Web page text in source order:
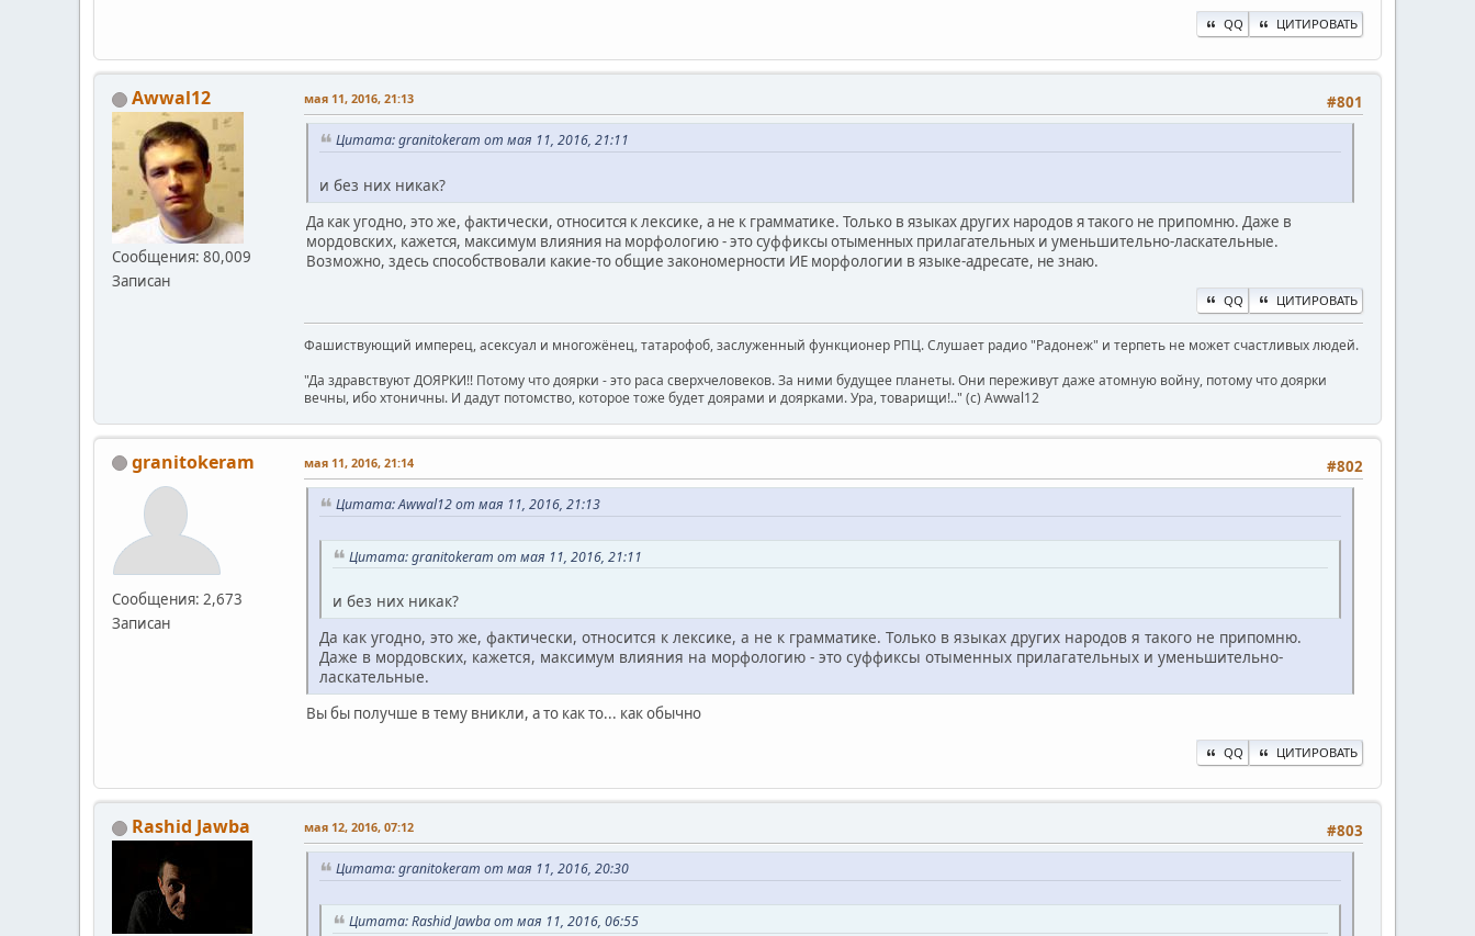
QQ ЦИТИРОВАТЬ
Awwal12
Сообщения: 80,009
Записан
#801
мая 11, 2016, 21:13
Цитата: granitokeram от мая 11, 2016, 21:11
и без них никак?
Да как угодно, это же, фактически, относится к лексике, а не к грамматике. Только в языках других народов я такого не припомню. Даже в
мордовских, кажется, максимум влияния на морфологию - это суффиксы отыменных прилагательных и уменьшительно-ласкательные.
Возможно, здесь способствовали какие-то общие закономерности ИЕ морфологии в языке-адресате, не знаю.
QQ ЦИТИРОВАТЬ
Фашиствующий имперец, асексуал и многожёнец, татарофоб, заслуженный функционер РПЦ. Слушает радио "Радонеж" и терпеть не может счастливых людей.
"Да здравствуют ДОЯРКИ!! Потому что доярки - это раса сверхчеловеков. За ними будущее планеты. Они переживут даже атомную войну, потому что доярки
вечны, ибо хтоничны. И дадут потомство, которое тоже будет доярами и доярками. Ура, товарищи!.." (c) Awwal12
granitokeram
Сообщения: 2,673
Записан
#802
мая 11, 2016, 21:14
Цитата: Awwal12 от мая 11, 2016, 21:13
Цитата: granitokeram от мая 11, 2016, 21:11
и без них никак?
Да как угодно, это же, фактически, относится к лексике, а не к грамматике. Только в языках других народов я такого не припомню.
Даже в мордовских, кажется, максимум влияния на морфологию - это суффиксы отыменных прилагательных и уменьшительно-
ласкательные.
Вы бы получше в тему вникли, а то как то... как обычно
QQ ЦИТИРОВАТЬ
Rashid Jawba #803
мая 12, 2016, 07:12
Цитата: granitokeram от мая 11, 2016, 20:30
Цитата: Rashid Jawba от мая 11, 2016, 06:55